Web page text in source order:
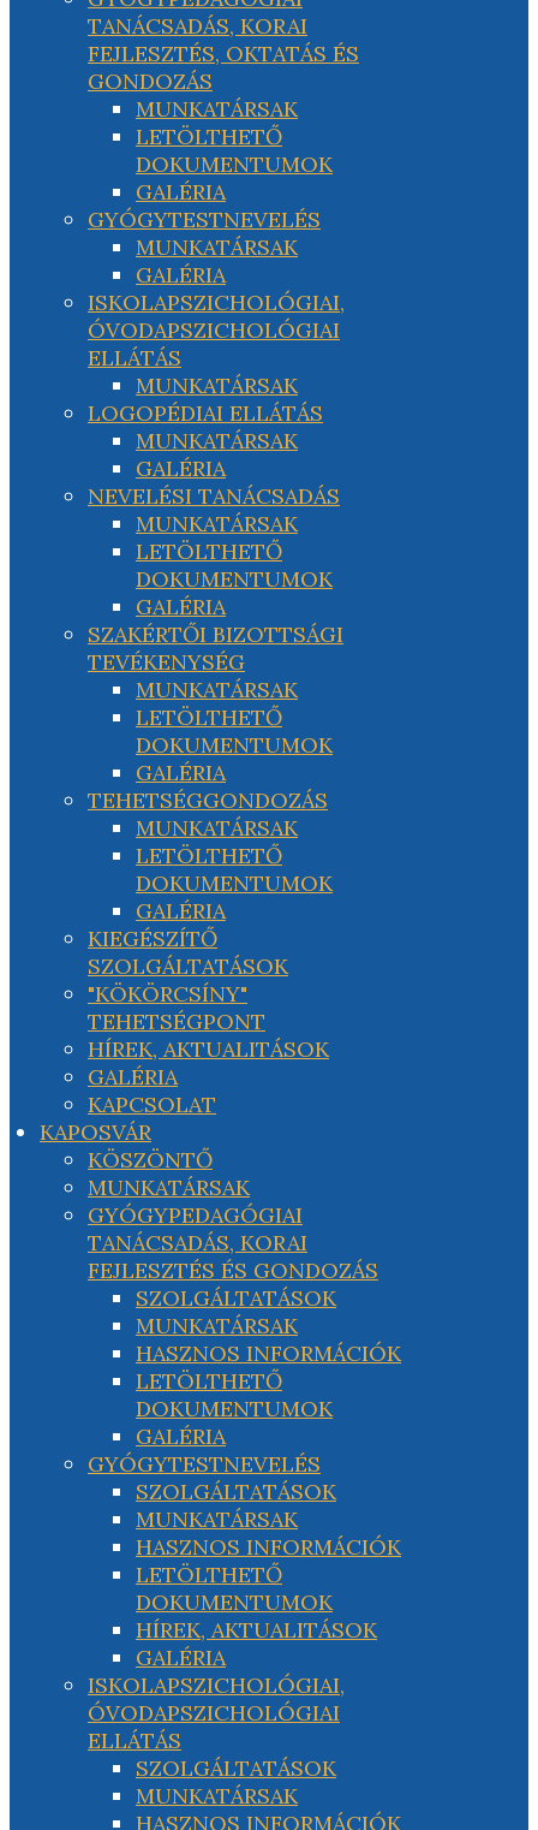
TANÁCSADÁS, KORAI
FEJLESZTÉS, OKTATÁS ÉS
GONDOZÁS
MUNKATÁRSAK
LETÖLTHETŐ
DOKUMENTUMOK
GALÉRIA
GYÓGYTESTNEVELÉS
MUNKATÁRSAK
GALÉRIA
ISKOLAPSZICHOLÓGIAI,
ÓVODAPSZICHOLÓGIAI
ELLÁTÁS
MUNKATÁRSAK
LOGOPÉDIAI ELLÁTÁS
MUNKATÁRSAK
GALÉRIA
NEVELÉSI TANÁCSADÁS
MUNKATÁRSAK
LETÖLTHETŐ
DOKUMENTUMOK
GALÉRIA
SZAKÉRTŐI BIZOTTSÁGI
TEVÉKENYSÉG
MUNKATÁRSAK
LETÖLTHETŐ
DOKUMENTUMOK
GALÉRIA
TEHETSÉGGONDOZÁS
MUNKATÁRSAK
LETÖLTHETŐ
DOKUMENTUMOK
GALÉRIA
KIEGÉSZÍTŐ
SZOLGÁLTATÁSOK
"KÖKÖRCSÍNY"
TEHETSÉGPONT
HÍREK, AKTUALITÁSOK
GALÉRIA
KAPCSOLAT
KAPOSVÁR
KÖSZÖNTŐ
MUNKATÁRSAK
GYÓGYPEDAGÓGIAI
TANÁCSADÁS, KORAI
FEJLESZTÉS ÉS GONDOZÁS
SZOLGÁLTATÁSOK
MUNKATÁRSAK
HASZNOS INFORMÁCIÓK
LETÖLTHETŐ
DOKUMENTUMOK
GALÉRIA
GYÓGYTESTNEVELÉS
SZOLGÁLTATÁSOK
MUNKATÁRSAK
HASZNOS INFORMÁCIÓK
LETÖLTHETŐ
DOKUMENTUMOK
HÍREK, AKTUALITÁSOK
GALÉRIA
ISKOLAPSZICHOLÓGIAI,
ÓVODAPSZICHOLÓGIAI
ELLÁTÁS
SZOLGÁLTATÁSOK
MUNKATÁRSAK
HASZNOS INFORMÁCIÓK